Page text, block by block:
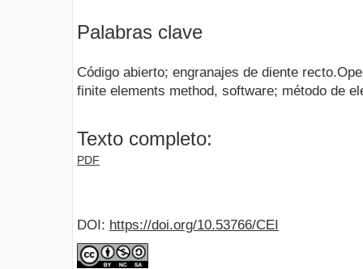
Palabras clave
Código abierto; engranajes de diente
finite elements method, software; método de
Texto completo:
PDF
DOI: https://doi.org/10.53766/CEI